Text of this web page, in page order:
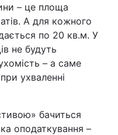
– це площа
А для кожного
по 20 кв.м. У
не будуть
– а саме
ухваленні
бачиться
оподаткування –